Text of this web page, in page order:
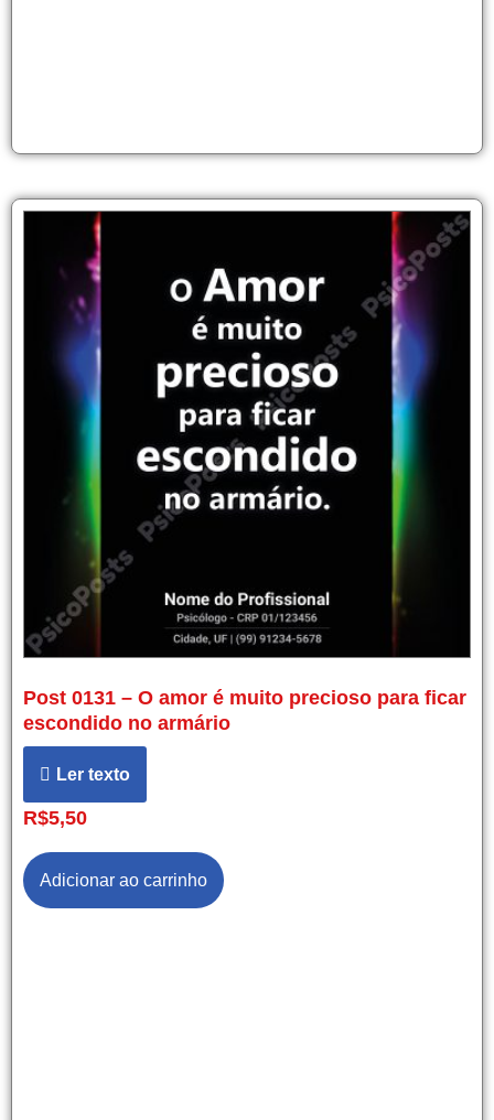
Post 0131 – O amor é muito precioso para ficar
escondido no armário
Ler texto
R$5,50
Adicionar ao carrinho